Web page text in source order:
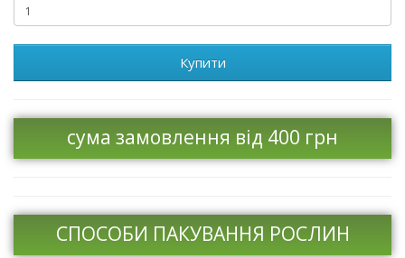
Купити
сума замовлення від 400 грн
СПОСОБИ ПАКУВАННЯ РОСЛИН